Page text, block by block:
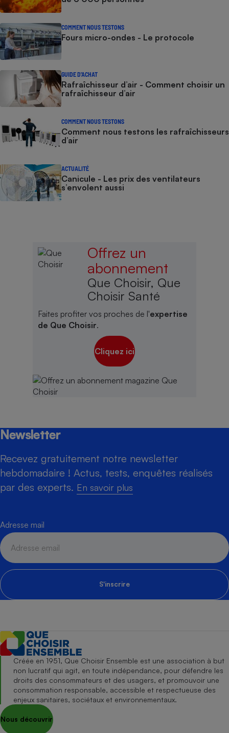
COMMENT NOUS TESTONS
Fours micro-ondes - Le protocole
GUIDE D'ACHAT
Rafraîchisseur d’air - Comment choisir un
rafraîchisseur d’air
COMMENT NOUS TESTONS
Comment nous testons les rafraîchisseurs
d’air
ACTUALITÉ
Canicule - Les prix des ventilateurs
s’envolent aussi
Offrez un
abonnement
Que Choisir, Que
Choisir Santé
Faites profiter vos proches de l'expertise
de Que Choisir.
Cliquez ici
Newsletter
Recevez gratuitement notre newsletter
hebdomadaire ! Actus, tests, enquêtes réalisés
par des experts. En savoir plus
Adresse mail
S'inscrire
Créée en 1951, Que Choisir Ensemble est une association à but
non lucratif qui agit, en toute indépendance, pour défendre les
droits des consommateurs et des usagers, et promouvoir une
consommation responsable, accessible et respectueuse des
enjeux sanitaires, sociétaux et environnementaux.
Nous découvrir